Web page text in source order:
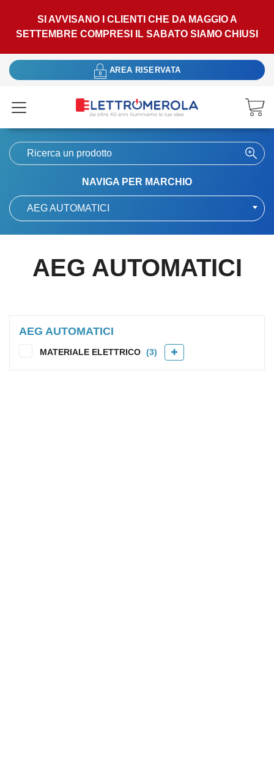
SI AVVISANO I CLIENTI CHE DA MAGGIO A
SETTEMBRE COMPRESI IL SABATO SIAMO CHIUSI
AREA RISERVATA
NAVIGA PER MARCHIO
AEG AUTOMATICI
AEG AUTOMATICI
AEG AUTOMATICI
MATERIALE ELETTRICO (3)